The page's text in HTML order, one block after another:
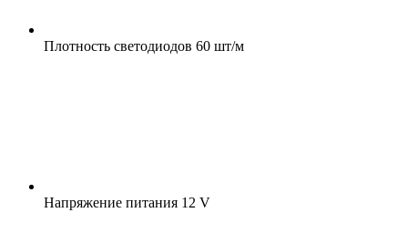
Плотность светодиодов 60 шт/м
Напряжение питания 12 V